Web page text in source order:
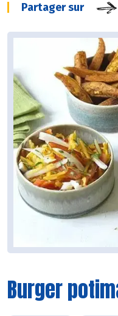
Partager sur
Burger